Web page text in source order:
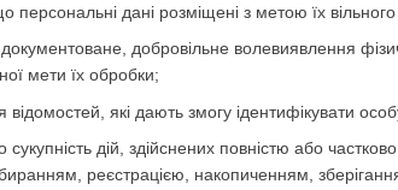
дані розміщені з метою їх
добровільне волевиявлення
мети їх обробки;
які дають змогу ідентифікувати
сукупність дій, здійснених повністю або
збиранням, реєстрацією, накопиченням,